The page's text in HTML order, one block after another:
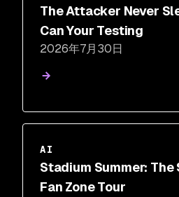
The Attacker Never
Can Your Testing
2026年7月30日
AI
Stadium Summer:
Fan Zone Tour